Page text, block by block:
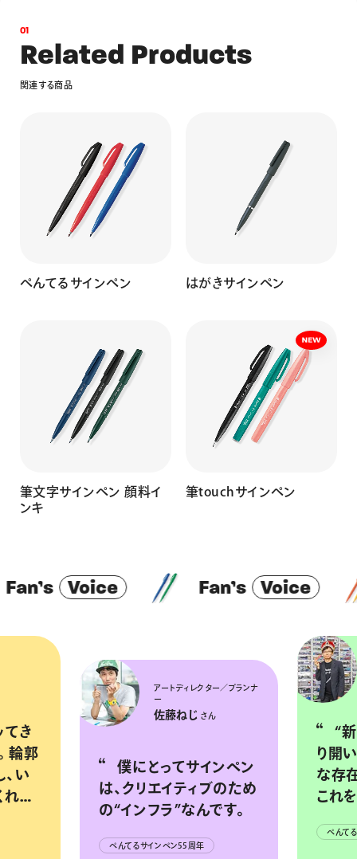
01
Related Products
関連する商品
ぺんてるサインペン はがきサインペン
筆文字サインペン 顔料イ
ンキ
筆touchサインペン
Voice Fan’s Voice
輪郭
い
れ
アートディレクター／プランナ
ー
佐藤ねじ さん
僕にとってサインペン
は、クリエイティブのため
の“インフラ”なんです。
ぺんてるサインペン55周年
“新たなジャンルを切
り開
な存
これ
ぺんて